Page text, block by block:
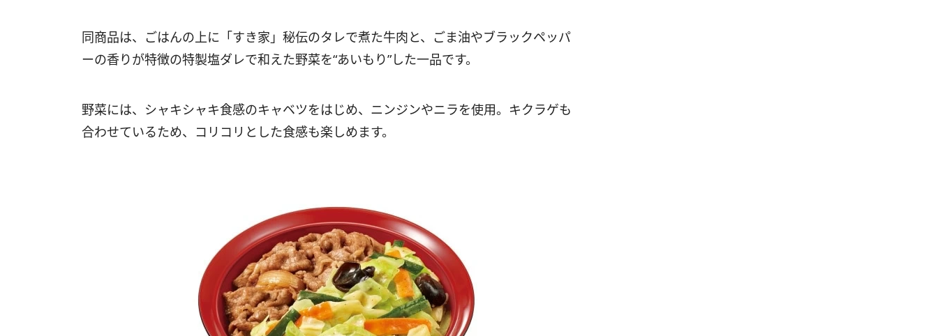
同商品は、ごはんの上に「すき家」秘伝のタレで煮た牛肉と、ごま油やブラックペッパ
ーの香りが特徴の特製塩ダレで和えた野菜を“あいもり”した一品です。
野菜には、シャキシャキ食感のキャベツをはじめ、ニンジンやニラを使用。キクラゲも
合わせているため、コリコリとした食感も楽しめます。